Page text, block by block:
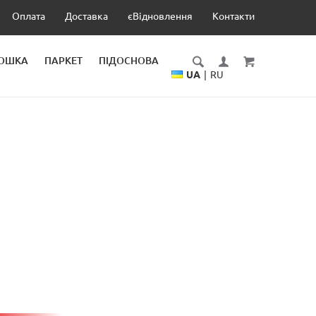
Оплата Доставка єВідновлення Контакти
ПАРКЕТ
ПІДОСНОВА
UA RU